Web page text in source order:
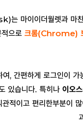
마이이더월렛과 마찬
으로 크롬(Chrome)
, 간편하게 로그인이 가
있습니다. 특히나 이오
적이고 편리한부분이